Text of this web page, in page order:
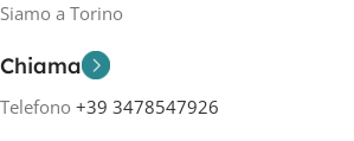
Siamo a Torino
Chiama
Telefono +39 3478547926